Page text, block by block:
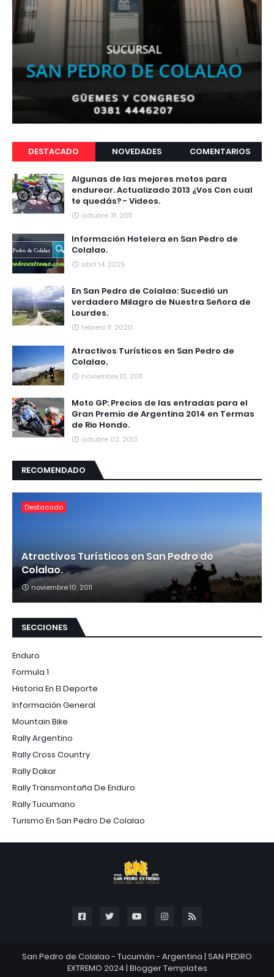
DESTACADO NOVEDADES COMENTARIOS
Algunas de las mejores motos para
endurear. Actualizado 2013 ¿Vos Con cual
te quedás? - Videos.
octubre 31, 2011
Información Hotelera en San Pedro de
Colalao.
abril 14, 2025
En San Pedro de Colalao: Sucedió un
verdadero Milagro de Nuestra Señora de
Lourdes.
febrero 11, 2020
Atractivos Turísticos en San Pedro de
Colalao.
noviembre 10, 2011
Moto GP: Precios de las entradas para el
Gran Premio de Argentina 2014 en Termas
de Rio Hondo.
octubre 02, 2013
RECOMENDADO
Destacado
Atractivos Turísticos en San Pedro de
Colalao.
noviembre 10, 2011
SECCIONES
Enduro
Formula 1
Historia En El Deporte
Información General
Mountain Bike
Rally Argentino
Rally Cross Country
Rally Dakar
Rally Transmontaña De Enduro
Rally Tucumano
Turismo En San Pedro De Colalao
San Pedro de Colalao - Tucumán - Argentina | SAN PEDRO
EXTREMO 2024 | Blogger Templates